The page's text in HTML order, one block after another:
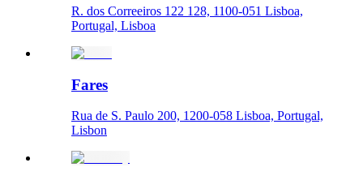
R. dos Correeiros 122 128, 1100-051 Lisboa,
Portugal, Lisboa
Fares
Rua de S. Paulo 200, 1200-058 Lisboa, Portugal,
Lisbon